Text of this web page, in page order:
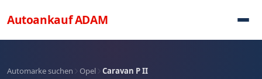
AutoankaufADAM
Automarke suchen Opel Caravan P II